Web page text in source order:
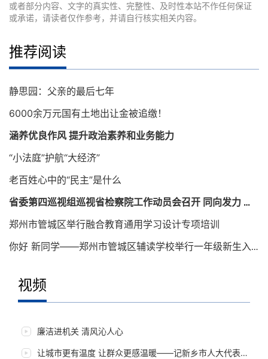
或者部分内容、文字的真实性、完整性、及时性本站不作任何保证
或承诺，请读者仅作参考，并请自行核实相关内容。
推荐阅读
静思园：父亲的最后七年
6000余万元国有土地出让金被追缴！
涵养优良作风 提升政治素养和业务能力
“小法庭”护航“大经济”
老百姓心中的“民主”是什么
省委第四巡视组巡视省检察院工作动员会召开 同向发力 确保巡视取得实效
郑州市管城区举行融合教育通用学习设计专项培训
你好 新同学——郑州市管城区辅读学校举行一年级新生入学仪式
视频
廉洁进机关 清风沁人心
让城市更有温度 让群众更感温暖——记新乡市人大代表朱岚岚